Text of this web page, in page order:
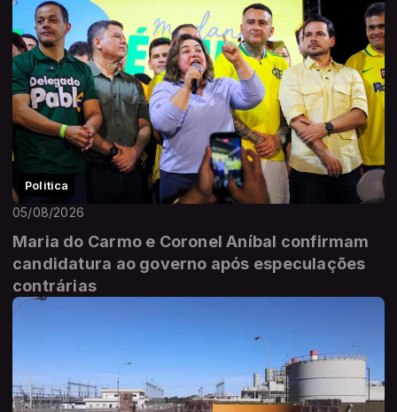
Politica
05/08/2026
Maria do Carmo e Coronel Aníbal confirmam
candidatura ao governo após especulações
contrárias